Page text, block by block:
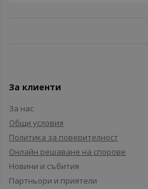
За клиенти
За нас
Общи условия
Политика за поверителност
Онлайн решаване на спорове
Новини и събития
Партньори и приятели